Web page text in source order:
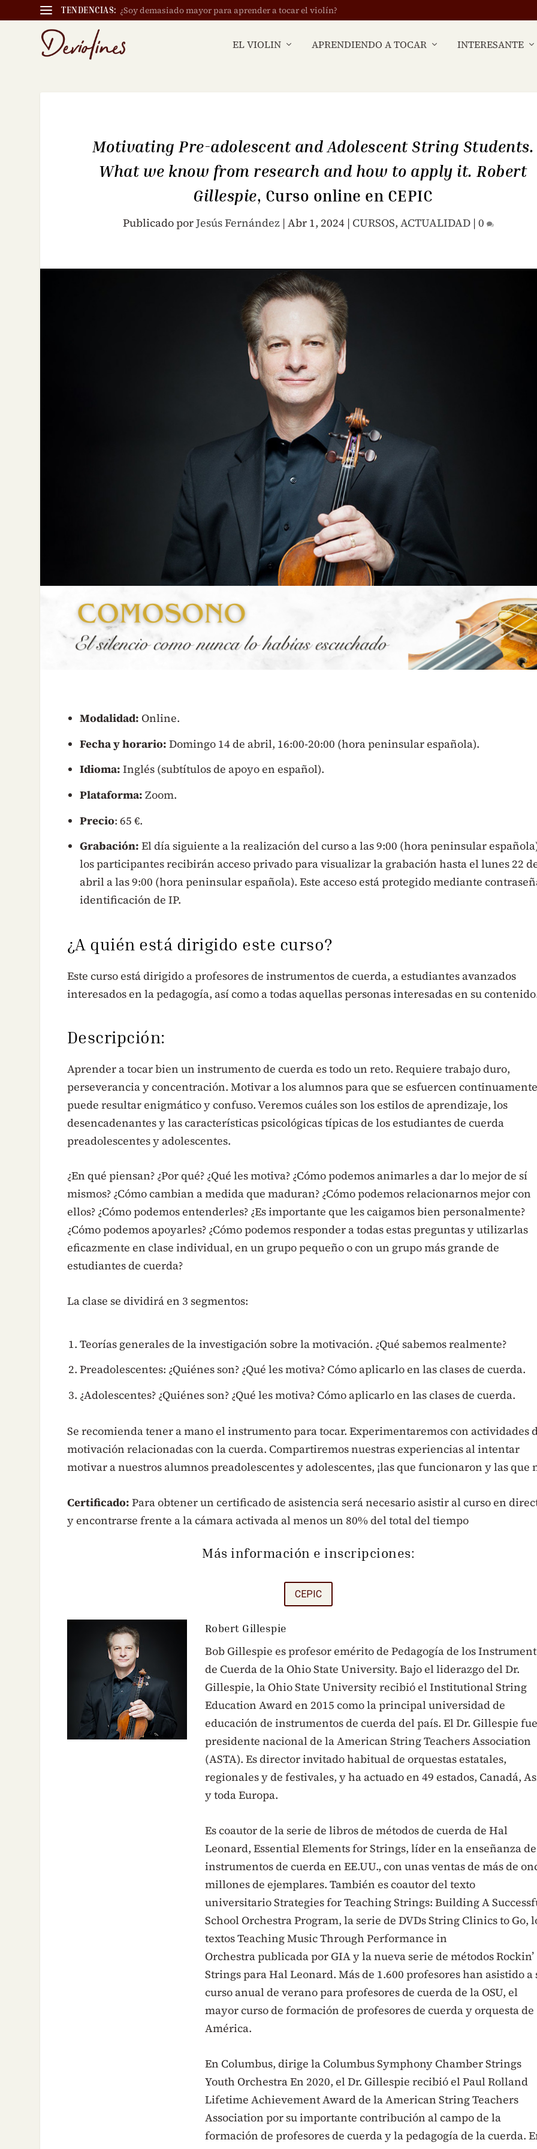
TENDENCIAS: ¿Soy demasiado mayor para aprender a tocar el violín?
EL VIOLIN APRENDIENDO A TOCAR INTERESANTE
Motivating Pre-adolescent and Adolescent String Students.
What we know from research and how to apply it. Robert
Gillespie, Curso online en CEPIC
Publicado porJesús Fernández |Abr 1, 2024 | CURSOS,ACTUALIDAD |0
Modalidad: Online.
Fecha y horario: Domingo 14 de abril, 16:00-20:00 (hora peninsular española).
Idioma: Inglés (subtítulos de apoyo en español).
Plataforma: Zoom.
Precio: 65 €.
Grabación: El día siguiente a la realización del curso a las 9:00 (hora peninsular
los participantes recibirán acceso privado para visualizar la grabación hasta el lunes 22
abril a las 9:00 (hora peninsular española). Este acceso está protegido mediante
identificación de IP.
¿A quién está dirigido este curso?
Este curso está dirigido a profesores de instrumentos de cuerda, a estudiantes avanzados
interesados en la pedagogía, así como a todas aquellas personas interesadas en su
Descripción:
Aprender a tocar bien un instrumento de cuerda es todo un reto. Requiere trabajo duro,
perseverancia y concentración. Motivar a los alumnos para que se esfuercen continuamente
puede resultar enigmático y confuso. Veremos cuáles son los estilos de aprendizaje, los
desencadenantes y las características psicológicas típicas de los estudiantes de cuerda
preadolescentes y adolescentes.
¿En qué piensan? ¿Por qué? ¿Qué les motiva? ¿Cómo podemos animarles a dar lo mejor de sí
mismos? ¿Cómo cambian a medida que maduran? ¿Cómo podemos relacionarnos mejor con
ellos? ¿Cómo podemos entenderles? ¿Es importante que les caigamos bien personalmente?
¿Cómo podemos apoyarles? ¿Cómo podemos responder a todas estas preguntas y utilizarlas
eficazmente en clase individual, en un grupo pequeño o con un grupo más grande de
estudiantes de cuerda?
La clase se dividirá en 3 segmentos:
Teorías generales de la investigación sobre la motivación. ¿Qué sabemos realmente?
Preadolescentes: ¿Quiénes son? ¿Qué les motiva? Cómo aplicarlo en las clases de cuerda.
¿Adolescentes? ¿Quiénes son? ¿Qué les motiva? Cómo aplicarlo en las clases de cuerda.
Se recomienda tener a mano el instrumento para tocar. Experimentaremos con actividades
motivación relacionadas con la cuerda. Compartiremos nuestras experiencias al intentar
motivar a nuestros alumnos preadolescentes y adolescentes, ¡las que funcionaron y las que
Certificado: Para obtener un certificado de asistencia será necesario asistir al curso en
y encontrarse frente a la cámara activada al menos un 80% del total del tiempo
Más información e inscripciones:
CEPIC
Robert Gillespie
Bob Gillespie es profesor emérito de Pedagogía de los
de Cuerda de la Ohio State University. Bajo el liderazgo del Dr.
Gillespie, la Ohio State University recibió el Institutional String
Education Award en 2015 como la principal universidad de
educación de instrumentos de cuerda del país. El Dr. Gillespie fue
presidente nacional de la American String Teachers Association
(ASTA). Es director invitado habitual de orquestas estatales,
regionales y de festivales, y ha actuado en 49 estados, Canadá,
y toda Europa.
Es coautor de la serie de libros de métodos de cuerda de Hal
Leonard, Essential Elements for Strings, líder en la enseñanza de
instrumentos de cuerda en EE.UU., con unas ventas de más de
millones de ejemplares. También es coautor del texto
universitario Strategies for Teaching Strings: Building A
School Orchestra Program, la serie de DVDs String Clinics to Go,
textos Teaching Music Through Performance in
Orchestra publicada por GIA y la nueva serie de métodos Rockin’
Strings para Hal Leonard. Más de 1.600 profesores han asistido a
curso anual de verano para profesores de cuerda de la OSU, el
mayor curso de formación de profesores de cuerda y orquesta de
América.
En Columbus, dirige la Columbus Symphony Chamber Strings
Youth Orchestra En 2020, el Dr. Gillespie recibió el Paul Rolland
Lifetime Achievement Award de la American String Teachers
Association por su importante contribución al campo de la
formación de profesores de cuerda y la pedagogía de la cuerda.